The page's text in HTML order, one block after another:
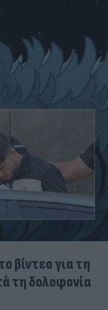
βίντεο για τη
τη δολοφονία